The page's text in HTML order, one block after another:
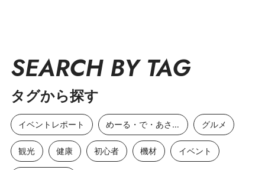
SEARCH BY TAG
タグから探す
イベントレポート めーる・で・あさひ グルメ
観光 健康 初心者 機材 イベント